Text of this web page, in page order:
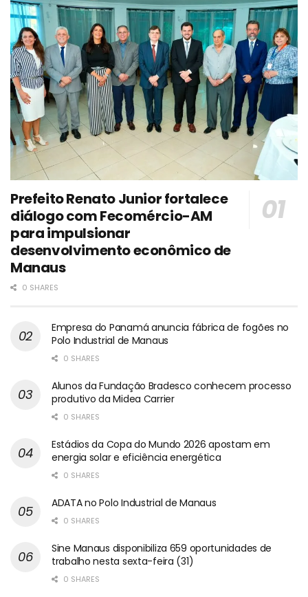
Prefeito Renato Junior fortalece
diálogo com Fecomércio-AM
para impulsionar
desenvolvimento econômico de
Manaus
0 SHARES
Empresa do Panamá anuncia fábrica de fogões no
Polo Industrial de Manaus
0 SHARES
Alunos da Fundação Bradesco conhecem processo
produtivo da Midea Carrier
0 SHARES
Estádios da Copa do Mundo 2026 apostam em
energia solar e eficiência energética
0 SHARES
ADATA no Polo Industrial de Manaus
0 SHARES
Sine Manaus disponibiliza 659 oportunidades de
trabalho nesta sexta-feira (31)
0 SHARES